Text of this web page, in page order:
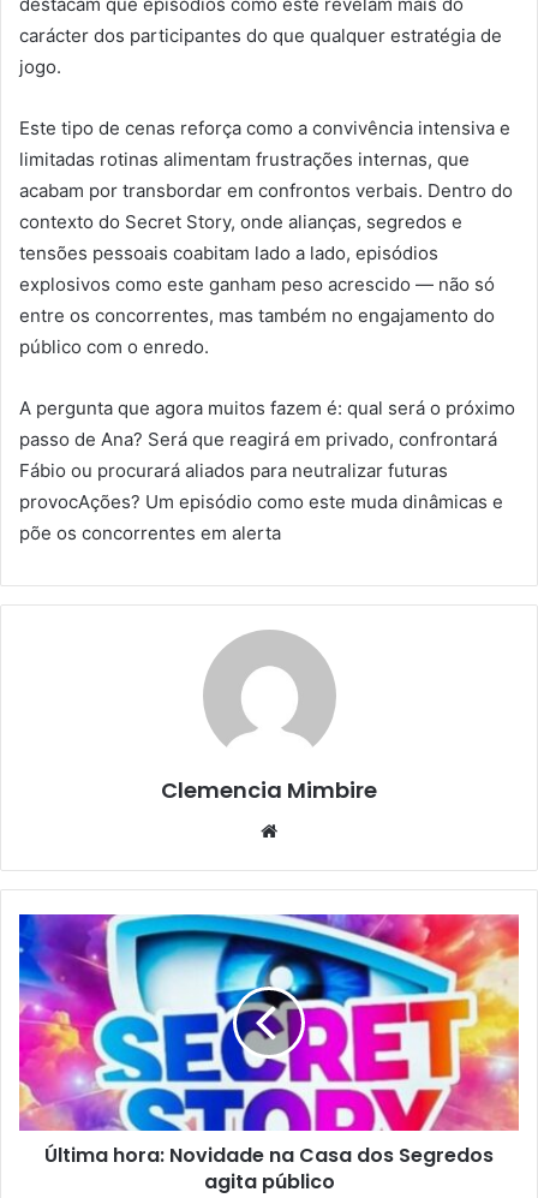
destacam que episódios como este revelam mais do
carácter dos participantes do que qualquer estratégia de
jogo.
Este tipo de cenas reforça como a convivência intensiva e
limitadas rotinas alimentam frustrações internas, que
acabam por transbordar em confrontos verbais. Dentro do
contexto do Secret Story, onde alianças, segredos e
tensões pessoais coabitam lado a lado, episódios
explosivos como este ganham peso acrescido — não só
entre os concorrentes, mas também no engajamento do
público com o enredo.
A pergunta que agora muitos fazem é: qual será o próximo
passo de Ana? Será que reagirá em privado, confrontará
Fábio ou procurará aliados para neutralizar futuras
provocAções? Um episódio como este muda dinâmicas e
põe os concorrentes em alerta
Clemencia Mimbire
Website
Última hora: Novidade na Casa dos Segredos
agita público